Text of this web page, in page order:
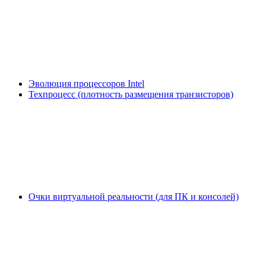
Эволюция процессоров Intel
Техпроцесс (плотность размещения транзисторов)
Очки виртуальной реальности (для ПК и консолей)